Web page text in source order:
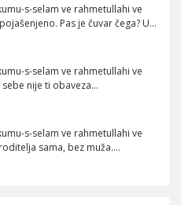
s-selam ve rahmetullahi ve
Pas je čuvar čega? U…
s-selam ve rahmetullahi ve
nije ti obaveza…
s-selam ve rahmetullahi ve
sama, bez muža.…